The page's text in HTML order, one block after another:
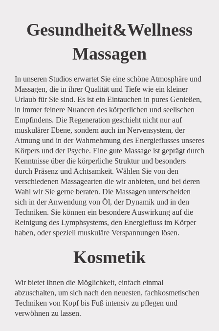
Gesundheit&Wellness
Massagen
In unseren Studios erwartet Sie eine schöne Atmosphäre und
Massagen, die in ihrer Qualität und Tiefe wie ein kleiner
Urlaub für Sie sind. Es ist ein Eintauchen in pures Genießen,
in immer feinere Nuancen des körperlichen und seelischen
Empfindens. Die Regeneration geschieht nicht nur auf
muskulärer Ebene, sondern auch im Nervensystem, der
Atmung und in der Wahrnehmung des Energieflusses unseres
Körpers und der Psyche. Eine gute Massage ist geprägt durch
Kenntnisse über die körperliche Struktur und besonders
durch Präsenz und Achtsamkeit. Wählen Sie von den
verschiedenen Massagearten die wir anbieten, und bei deren
Wahl wir Sie gerne beraten. Die Massagen unterscheiden
sich in der Anwendung von Öl, der Dynamik und in den
Techniken. Sie können ein besondere Auswirkung auf die
Reinigung des Lymphsystems, den Energiefluss im Körper
haben, oder speziell muskuläre Verspannungen lösen.
Kosmetik
Wir bietet Ihnen die Möglichkeit, einfach einmal
abzuschalten, um sich nach den neuesten, fachkosmetischen
Techniken von Kopf bis Fuß intensiv zu pflegen und
verwöhnen zu lassen.